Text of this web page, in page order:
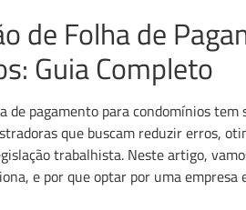
de Folha de
Guia Completo
de pagamento para condomínios
que buscam reduzir erros,
trabalhista. Neste artigo,
e por que optar por uma empresa